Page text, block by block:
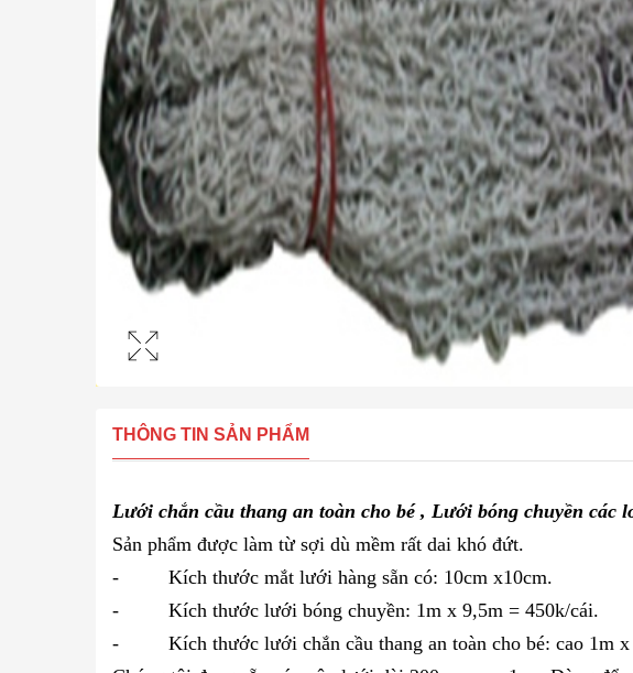
THÔNG TIN SẢN PHẨM
Lưới chắn cầu thang an toàn cho bé , Lưới bóng chuyền các
Sản phẩm được làm từ sợi dù mềm rất dai khó đứt.
- Kích thước mắt lưới hàng sẵn có: 10cm x10cm.
- Kích thước lưới bóng chuyền: 1m x 9,5m = 450k/cái.
- Kích thước lưới chắn cầu thang an toàn cho bé: cao 1m x